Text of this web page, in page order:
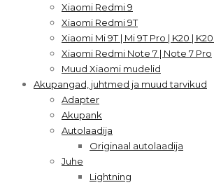
Xiaomi Redmi 9
Xiaomi Redmi 9T
Xiaomi Mi 9T | Mi 9T Pro | K20 |
Xiaomi Redmi Note 7 | Note 7 Pro
Muud Xiaomi mudelid
Akupangad, juhtmed ja muud tarvikud
Adapter
Akupank
Autolaadija
Originaal autolaadija
Juhe
Lightning